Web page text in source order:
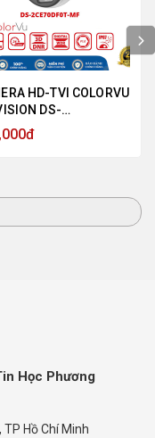
HD-TVI COLORVU
DS-
MF 2
MÀU SẮC
Học Phương
Hồ Chí Minh